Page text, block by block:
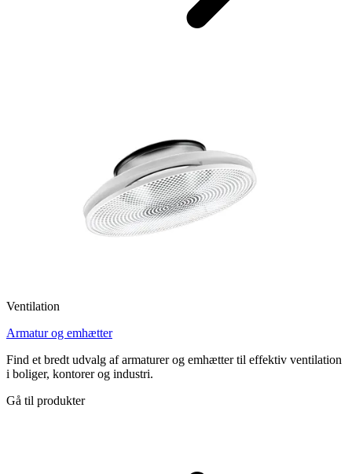
Ventilation
Armatur og emhætter
Find et bredt udvalg af armaturer og emhætter til effektiv ventilation
i boliger, kontorer og industri.
Gå til produkter